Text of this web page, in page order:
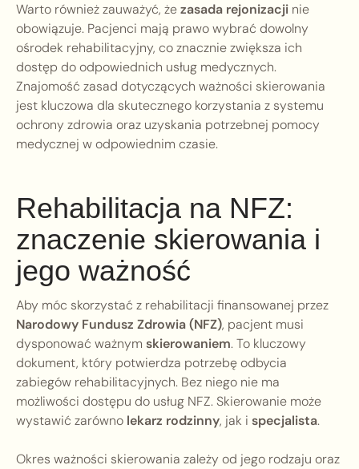
Warto również zauważyć, żezasada rejonizacji nie
obowiązuje. Pacjenci mają prawo wybrać dowolny
ośrodek rehabilitacyjny, co znacznie zwiększa ich
dostęp do odpowiednich usług medycznych.
Znajomość zasad dotyczących ważności skierowania
jest kluczowa dla skutecznego korzystania z systemu
ochrony zdrowia oraz uzyskania potrzebnej pomocy
medycznej w odpowiednim czasie.
Rehabilitacja na NFZ:
znaczenie skierowania i
jego ważność
Aby móc skorzystać z rehabilitacji finansowanej przez
Narodowy Fundusz Zdrowia (NFZ), pacjent musi
dysponować ważnym skierowaniem. To kluczowy
dokument, który potwierdza potrzebę odbycia
zabiegów rehabilitacyjnych. Bez niego nie ma
możliwości dostępu do usług NFZ. Skierowanie może
wystawić zarówno lekarz rodzinny, jak i specjalista.
Okres ważności skierowania zależy od jego rodzaju oraz